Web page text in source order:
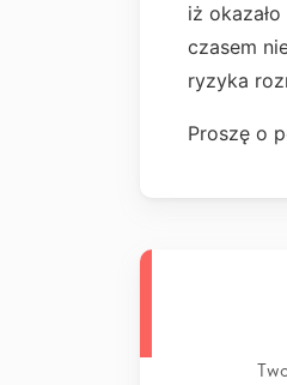
iż
czasem
ryzyka
Proszę o